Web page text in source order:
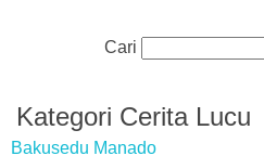
Cari
Kategori Cerita Lucu
Bakusedu Manado